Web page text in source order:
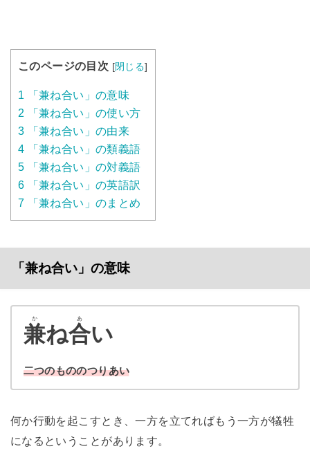
このページの目次 [閉じる]
1 「兼ね合い」の意味
2 「兼ね合い」の使い方
3 「兼ね合い」の由来
4 「兼ね合い」の類義語
5 「兼ね合い」の対義語
6 「兼ね合い」の英語訳
7 「兼ね合い」のまとめ
「兼ね合い」の意味
兼
か
ね合
あ
い
二つのもののつりあい
何か行動を起こすとき、一方を立てればもう一方が犠牲
になるということがあります。